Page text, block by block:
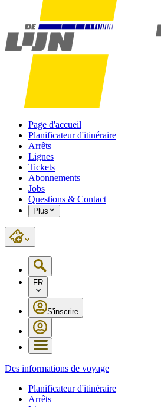
Page d'accueil
Planificateur d'itinéraire
Arrêts
Lignes
Tickets
Abonnements
Jobs
Questions & Contact
Plus
FR
S'inscrire
Des informations de voyage
Planificateur d'itinéraire
Arrêts